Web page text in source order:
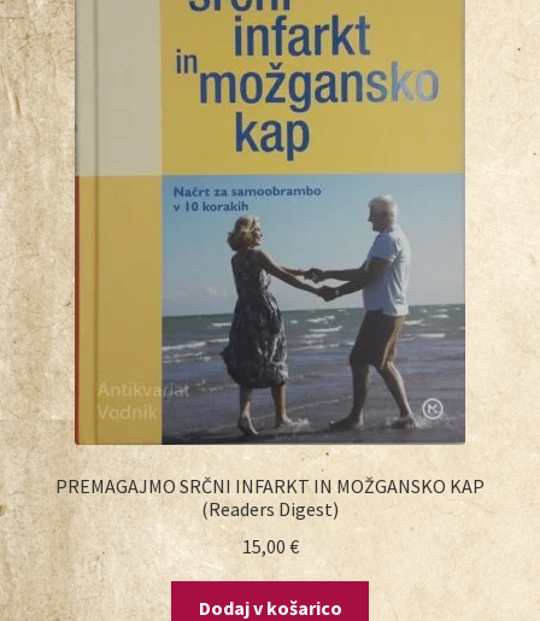
PREMAGAJMO SRČNI INFARKT IN MOŽGANSKO KAP
(Readers Digest)
15,00 €
Dodaj v košarico